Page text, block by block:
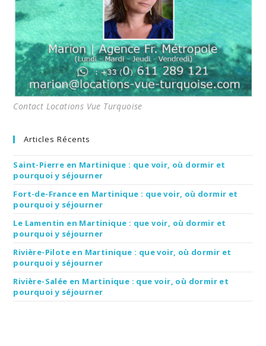
Contact Locations Vue Turquoise
Articles Récents
Saint-Pierre en Martinique : que voir, où dormir et
pourquoi y séjourner
Fort-de-France en Martinique : que voir, où dormir et
pourquoi y séjourner
Le Lamentin en Martinique : que voir, où dormir et
pourquoi y séjourner
Rivière-Pilote en Martinique : que voir, où dormir et
pourquoi y séjourner
Rivière-Salée en Martinique : que voir, où dormir et
pourquoi y séjourner